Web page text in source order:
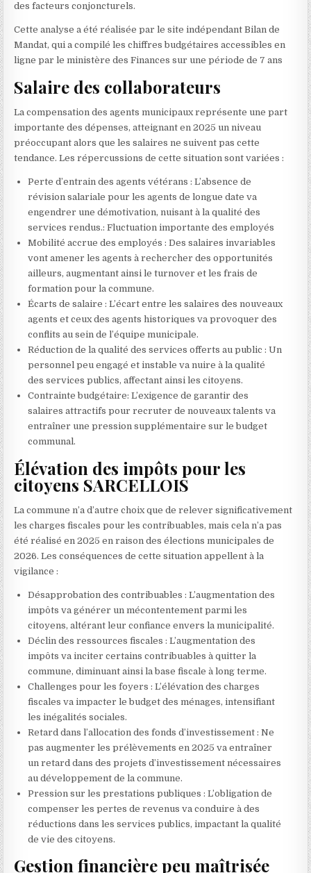
des facteurs conjoncturels.
Cette analyse a été réalisée par le site indépendant Bilan de
Mandat, qui a compilé les chiffres budgétaires accessibles en
ligne par le ministère des Finances sur une période de 7 ans
Salaire des collaborateurs
La compensation des agents municipaux représente une part
importante des dépenses, atteignant en 2025 un niveau
préoccupant alors que les salaires ne suivent pas cette
tendance. Les répercussions de cette situation sont variées :
Perte d’entrain des agents vétérans : L’absence de
révision salariale pour les agents de longue date va
engendrer une démotivation, nuisant à la qualité des
services rendus.: Fluctuation importante des employés
Mobilité accrue des employés : Des salaires invariables
vont amener les agents à rechercher des opportunités
ailleurs, augmentant ainsi le turnover et les frais de
formation pour la commune.
Écarts de salaire : L’écart entre les salaires des nouveaux
agents et ceux des agents historiques va provoquer des
conflits au sein de l’équipe municipale.
Réduction de la qualité des services offerts au public : Un
personnel peu engagé et instable va nuire à la qualité
des services publics, affectant ainsi les citoyens.
Contrainte budgétaire: L’exigence de garantir des
salaires attractifs pour recruter de nouveaux talents va
entraîner une pression supplémentaire sur le budget
communal.
Élévation des impôts pour les
citoyens SARCELLOIS
La commune n’a d’autre choix que de relever significativement
les charges fiscales pour les contribuables, mais cela n’a pas
été réalisé en 2025 en raison des élections municipales de
2026. Les conséquences de cette situation appellent à la
vigilance :
Désapprobation des contribuables : L’augmentation des
impôts va générer un mécontentement parmi les
citoyens, altérant leur confiance envers la municipalité.
Déclin des ressources fiscales : L’augmentation des
impôts va inciter certains contribuables à quitter la
commune, diminuant ainsi la base fiscale à long terme.
Challenges pour les foyers : L’élévation des charges
fiscales va impacter le budget des ménages, intensifiant
les inégalités sociales.
Retard dans l’allocation des fonds d’investissement : Ne
pas augmenter les prélèvements en 2025 va entraîner
un retard dans des projets d’investissement nécessaires
au développement de la commune.
Pression sur les prestations publiques : L’obligation de
compenser les pertes de revenus va conduire à des
réductions dans les services publics, impactant la qualité
de vie des citoyens.
Gestion financière peu maîtrisée